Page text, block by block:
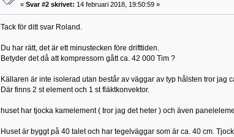
« Svar #2 skrivet: 14 februari 2018, 19:50:59 »
Tack för ditt svar Roland.
Du har rätt, det är ett minustecken före drifttiden.
Betyder det då att kompressorn gått ca. 42 000 Tim ?
Källaren är inte isolerad utan består av väggar av typ hålsten tror jag
Där finns 2 st element och 1 st fläktkonvektor.
huset har tjocka kamelement ( tror jag det heter ) och även
Huset är byggt på 40 talet och har tegelväggar som är ca. 40 cm.